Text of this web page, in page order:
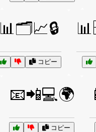
📊🗂️📈🔒
コピー
📧📲💻🌍
コピー